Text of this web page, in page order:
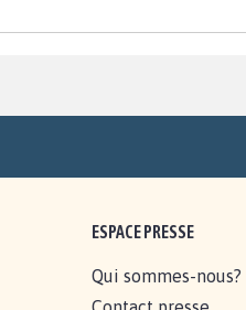
ESPACE PRESSE
Qui sommes-nous?